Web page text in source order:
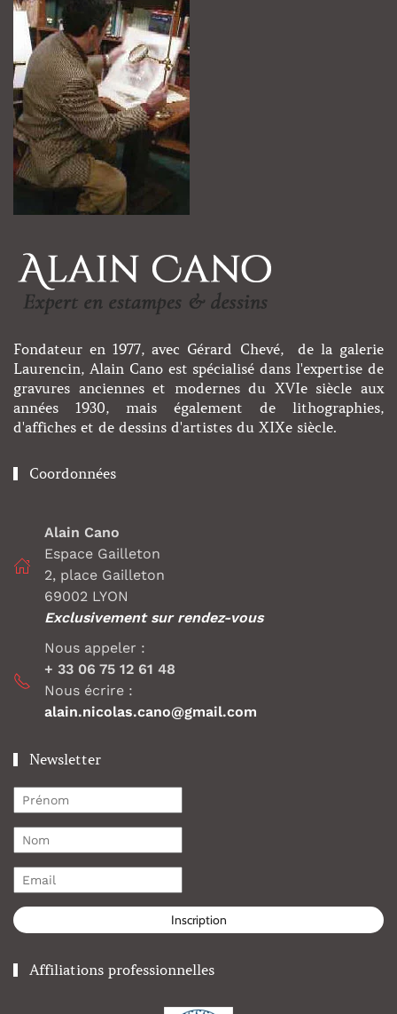
Fondateur en 1977, avec Gérard Chevé, de la galerie
Laurencin, Alain Cano est spécialisé dans l'expertise de
gravures anciennes et modernes du XVIe siècle aux
années 1930, mais également de lithographies,
d'affiches et de dessins d'artistes du XIXe siècle.
Coordonnées
Alain Cano
Espace Gailleton
2, place Gailleton
69002 LYON
Exclusivement sur rendez-vous
Nous appeler :
+ 33 06 75 12 61 48
Nous écrire :
alain.nicolas.cano@gmail.com
Newsletter
Inscription
Affiliations professionnelles